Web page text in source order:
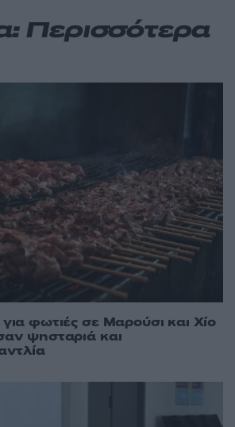
Περισσότερα
φωτιές σε Μαρούσι και Χίο
ψησταριά και